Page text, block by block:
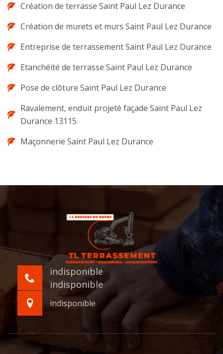
Création de terrasse Saint Paul Lez Durance
Création de murets et murs Saint Paul Lez Durance
Entreprise de terrassement Saint Paul Lez Durance
Etanchéité de terrasse Saint Paul Lez Durance
Pose de clôture Saint Paul Lez Durance
Ravalement, enduit projeté façade Saint Paul Lez
Durance 13115
Maçonnerie Saint Paul Lez Durance
indisponible
indisponible
indisponible